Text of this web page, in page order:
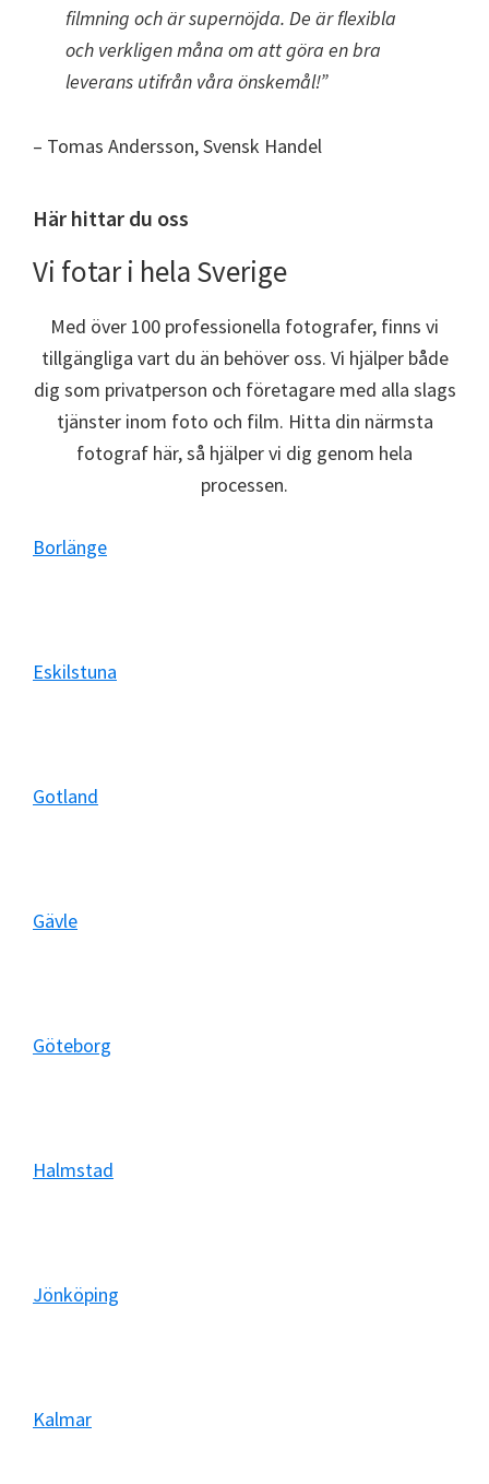
filmning och är supernöjda. De är flexibla
och verkligen måna om att göra en bra
leverans utifrån våra önskemål!”
– Tomas Andersson, Svensk Handel
Här hittar du oss
Vi fotar i hela Sverige
Med över 100 professionella fotografer, finns vi
tillgängliga vart du än behöver oss. Vi hjälper både
dig som privatperson och företagare med alla slags
tjänster inom foto och film. Hitta din närmsta
fotograf här, så hjälper vi dig genom hela
processen.
Borlänge
Eskilstuna
Gotland
Gävle
Göteborg
Halmstad
Jönköping
Kalmar